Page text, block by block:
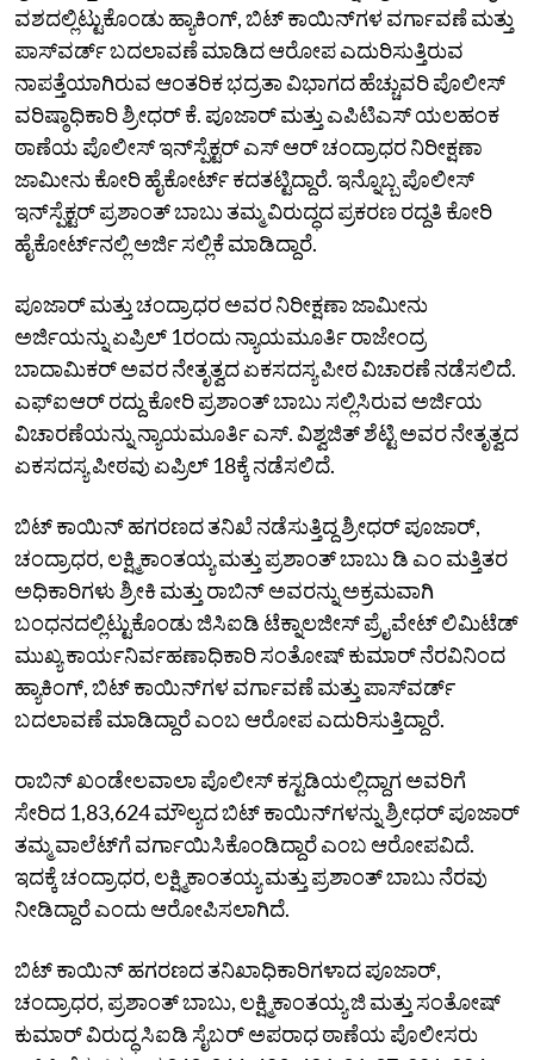
ವಶದಲ್ಲಿಟ್ಟುಕೊಂಡು ಹ್ಯಾಕಿಂಗ್‌, ಬಿಟ್‌ ಕಾಯಿನ್‌ಗಳ ವರ್ಗಾವಣೆ ಮತ್ತು
ಪಾಸ್‌ವರ್ಡ್‌ ಬದಲಾವಣೆ ಮಾಡಿದ ಆರೋಪ ಎದುರಿಸುತ್ತಿರುವ
ನಾಪತ್ತೆಯಾಗಿರುವ ಆಂತರಿಕ ಭದ್ರತಾ ವಿಭಾಗದ ಹೆಚ್ಚುವರಿ ಪೊಲೀಸ್‌
ವರಿಷ್ಠಾಧಿಕಾರಿ ಶ್ರೀಧರ್‌ ಕೆ. ಪೂಜಾರ್‌ ಮತ್ತು ಎಪಿಟಿಎಸ್‌ ಯಲಹಂಕ
ಠಾಣೆಯ ಪೊಲೀಸ್‌ ಇನ್‌ಸ್ಪೆಕ್ಟರ್‌ ಎಸ್‌ ಆರ್‌ ಚಂದ್ರಾಧರ ನಿರೀಕ್ಷಣಾ
ಜಾಮೀನು ಕೋರಿ ಹೈಕೋರ್ಟ್‌ ಕದತಟ್ಟಿದ್ದಾರೆ. ಇನ್ನೊಬ್ಬ ಪೊಲೀಸ್‌
ಇನ್‌ಸ್ಪೆಕ್ಟರ್‌ ಪ್ರಶಾಂತ್‌ ಬಾಬು ತಮ್ಮ ವಿರುದ್ಧದ ಪ್ರಕರಣ ರದ್ದತಿ ಕೋರಿ
ಹೈಕೋರ್ಟ್‌ನಲ್ಲಿ ಅರ್ಜಿ ಸಲ್ಲಿಕೆ ಮಾಡಿದ್ದಾರೆ.
ಪೂಜಾರ್‌ ಮತ್ತು ಚಂದ್ರಾಧರ ಅವರ ನಿರೀಕ್ಷಣಾ ಜಾಮೀನು
ಅರ್ಜಿಯನ್ನು ಏಪ್ರಿಲ್‌ 1ರಂದು ನ್ಯಾಯಮೂರ್ತಿ ರಾಜೇಂದ್ರ
ಬಾದಾಮಿಕರ್‌ ಅವರ ನೇತೃತ್ವದ ಏಕಸದಸ್ಯ ಪೀಠ ವಿಚಾರಣೆ ನಡೆಸಲಿದೆ.
ಎಫ್‌ಐಆರ್‌ ರದ್ದು ಕೋರಿ ಪ್ರಶಾಂತ್‌ ಬಾಬು ಸಲ್ಲಿಸಿರುವ ಅರ್ಜಿಯ
ವಿಚಾರಣೆಯನ್ನು ನ್ಯಾಯಮೂರ್ತಿ ಎಸ್.‌ ವಿಶ್ವಜಿತ್‌ ಶೆಟ್ಟಿ ಅವರ ನೇತೃತ್ವದ
ಏಕಸದಸ್ಯ ಪೀಠವು ಏಪ್ರಿಲ್‌ 18ಕ್ಕೆ ನಡೆಸಲಿದೆ.
ಬಿಟ್‌ ಕಾಯಿನ್‌ ಹಗರಣದ ತನಿಖೆ ನಡೆಸುತ್ತಿದ್ದ ಶ್ರೀಧರ್‌ ಪೂಜಾರ್‌,
ಚಂದ್ರಾಧರ, ಲಕ್ಷ್ಮಿಕಾಂತಯ್ಯ ಮತ್ತು ಪ್ರಶಾಂತ್‌ ಬಾಬು ಡಿ ಎಂ ಮತ್ತಿತರ
ಅಧಿಕಾರಿಗಳು ಶ್ರೀಕಿ ಮತ್ತು ರಾಬಿನ್‌ ಅವರನ್ನು ಅಕ್ರಮವಾಗಿ
ಬಂಧನದಲ್ಲಿಟ್ಟುಕೊಂಡು ಜಿಸಿಐಡಿ ಟೆಕ್ನಾಲಜೀಸ್‌ ಪ್ರೈವೇಟ್‌ ಲಿಮಿಟೆಡ್‌
ಮುಖ್ಯ ಕಾರ್ಯನಿರ್ವಹಣಾಧಿಕಾರಿ ಸಂತೋಷ್‌ ಕುಮಾರ್‌ ನೆರವಿನಿಂದ
ಹ್ಯಾಕಿಂಗ್‌, ಬಿಟ್‌ ಕಾಯಿನ್‌ಗಳ ವರ್ಗಾವಣೆ ಮತ್ತು ಪಾಸ್‌ವರ್ಡ್‌
ಬದಲಾವಣೆ ಮಾಡಿದ್ದಾರೆ ಎಂಬ ಆರೋಪ ಎದುರಿಸುತ್ತಿದ್ದಾರೆ.
ರಾಬಿನ್‌ ಖಂಡೇಲವಾಲಾ ಪೊಲೀಸ್‌ ಕಸ್ಟಡಿಯಲ್ಲಿದ್ದಾಗ ಅವರಿಗೆ
ಸೇರಿದ 1,83,624 ಮೌಲ್ಯದ ಬಿಟ್‌ ಕಾಯಿನ್‌ಗಳನ್ನು ಶ್ರೀಧರ್‌ ಪೂಜಾರ್‌
ತಮ್ಮ ವಾಲೆಟ್‌ಗೆ ವರ್ಗಾಯಿಸಿಕೊಂಡಿದ್ದಾರೆ ಎಂಬ ಆರೋಪವಿದೆ.
ಇದಕ್ಕೆ ಚಂದ್ರಾಧರ, ಲಕ್ಷ್ಮಿಕಾಂತಯ್ಯ ಮತ್ತು ಪ್ರಶಾಂತ್‌ ಬಾಬು ನೆರವು
ನೀಡಿದ್ದಾರೆ ಎಂದು ಆರೋಪಿಸಲಾಗಿದೆ.
ಬಿಟ್‌ ಕಾಯಿನ್‌ ಹಗರಣದ ತನಿಖಾಧಿಕಾರಿಗಳಾದ ಪೂಜಾರ್‌,
ಚಂದ್ರಾಧರ, ಪ್ರಶಾಂತ್‌ ಬಾಬು, ಲಕ್ಷ್ಮಿಕಾಂತಯ್ಯ ಜಿ ಮತ್ತು ಸಂತೋಷ್‌
ಕುಮಾರ್‌ ವಿರುದ್ಧ ಸಿಐಡಿ ಸೈಬರ್‌ ಅಪರಾಧ ಠಾಣೆಯ ಪೊಲೀಸರು